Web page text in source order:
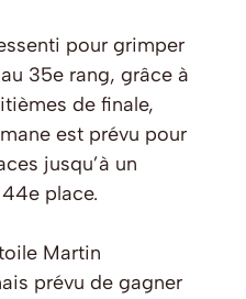
pour grimper
35e rang, grâce à
de finale,
est prévu pour
jusqu’à un
place.
Martin
prévu de gagner